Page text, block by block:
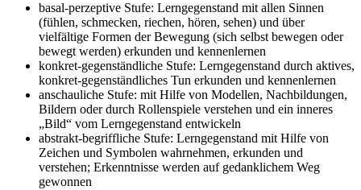
basal-perzeptive Stufe: Lerngegenstand mit allen Sinnen
(fühlen, schmecken, riechen, hören, sehen) und über
vielfältige Formen der Bewegung (sich selbst bewegen oder
bewegt werden) erkunden und kennenlernen
konkret-gegenständliche Stufe: Lerngegenstand durch aktives,
konkret-gegenständliches Tun erkunden und kennenlernen
anschauliche Stufe: mit Hilfe von Modellen, Nachbildungen,
Bildern oder durch Rollenspiele verstehen und ein inneres
„Bild“ vom Lerngegenstand entwickeln
abstrakt-begriffliche Stufe: Lerngegenstand mit Hilfe von
Zeichen und Symbolen wahrnehmen, erkunden und
verstehen; Erkenntnisse werden auf gedanklichem Weg
gewonnen